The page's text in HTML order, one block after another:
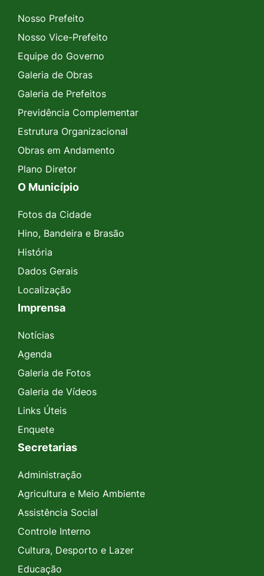
Nosso Prefeito
Nosso Vice-Prefeito
Equipe do Governo
Galeria de Obras
Galeria de Prefeitos
Previdência Complementar
Estrutura Organizacional
Obras em Andamento
Plano Diretor
O Município
Fotos da Cidade
Hino, Bandeira e Brasão
História
Dados Gerais
Localização
Imprensa
Notícias
Agenda
Galeria de Fotos
Galeria de Vídeos
Links Úteis
Enquete
Secretarias
Administração
Agricultura e Meio Ambiente
Assistência Social
Controle Interno
Cultura, Desporto e Lazer
Educação